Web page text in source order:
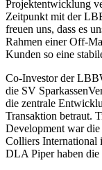
Projektentwicklung
Zeitpunkt mit der
freuen uns, dass es
Rahmen einer Off-
Kunden so eine
Co-Investor der
die SV
die zentrale
Transaktion betraut.
Development war
Colliers International
DLA Piper haben die